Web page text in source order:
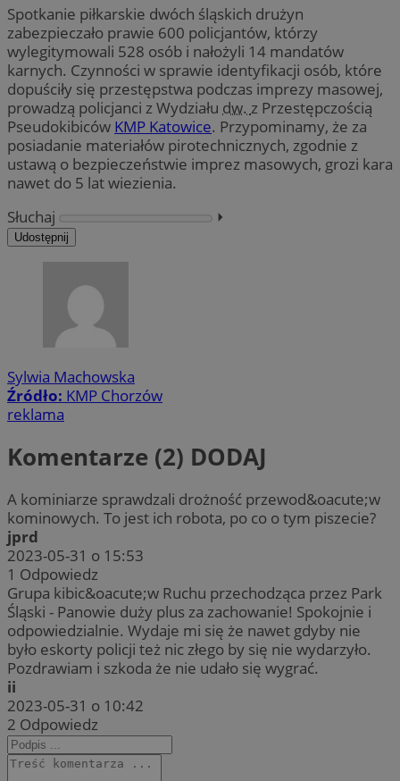
Spotkanie piłkarskie dwóch śląskich drużyn
zabezpieczało prawie 600 policjantów, którzy
wylegitymowali 528 osób i nałożyli 14 mandatów
karnych. Czynności w sprawie identyfikacji osób, które
dopuściły się przestępstwa podczas imprezy masowej,
prowadzą policjanci z Wydziału dw. z Przestępczością
Pseudokibiców KMP Katowice. Przypominamy, że za
posiadanie materiałów pirotechnicznych, zgodnie z
ustawą o bezpieczeństwie imprez masowych, grozi kara
nawet do 5 lat wiezienia.
Słuchaj
⏵︎
Udostępnij
Sylwia Machowska
Źródło: KMP Chorzów
reklama
Komentarze (2) DODAJ
A kominiarze sprawdzali drożność przewod&oacute;w
kominowych. To jest ich robota, po co o tym piszecie?
jprd
2023-05-31 o 15:53
1 Odpowiedz
Grupa kibic&oacute;w Ruchu przechodząca przez Park
Śląski - Panowie duży plus za zachowanie! Spokojnie i
odpowiedzialnie. Wydaje mi się że nawet gdyby nie
było eskorty policji też nic złego by się nie wydarzyło.
Pozdrawiam i szkoda że nie udało się wygrać.
ii
2023-05-31 o 10:42
2 Odpowiedz